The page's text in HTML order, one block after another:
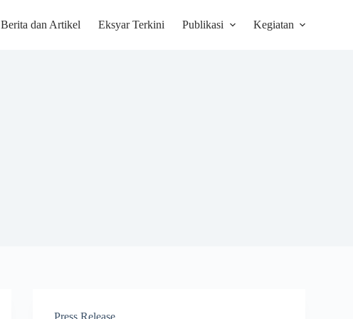
Berita dan Artikel Eksyar Terkini Publikasi Kegiatan
Press Release